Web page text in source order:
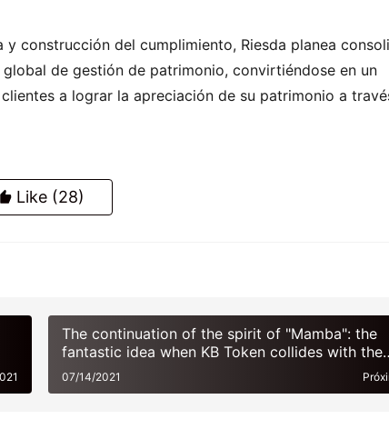
construcción del cumplimiento, Riesda planea
de gestión de patrimonio, convirtiéndose en un
a lograr la apreciación de su patrimonio a
Like (28)
The continuation of the spirit of "Mamba": the
fantastic idea when KB Token collides with the
meta universe
07/14/2021